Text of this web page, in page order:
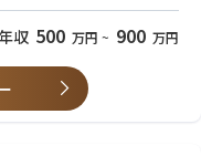
収 500 万円 ~ 900 万円